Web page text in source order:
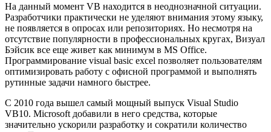
На данный момент VB находится в неоднозначной ситуации.
Разработчики практически не уделяют внимания этому языку,
не появляется в опросах или репозиториях. Но несмотря на
отсутствие популярности в профессиональных кругах, Визуал
Бэйсик все еще живет как минимум в MS Office.
Программирование visual basic excel позволяет пользователям
оптимизировать работу с офисной программой и выполнять
рутинные задачи намного быстрее.
С 2010 года вышел самый мощный выпуск Visual Studio
VB10. Microsoft добавили в него средства, которые
значительно ускорили разработку и сократили количество